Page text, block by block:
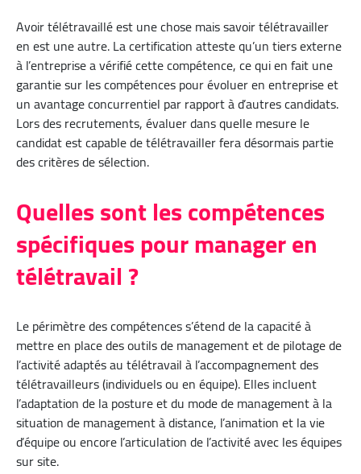
Avoir télétravaillé est une chose mais savoir télétravailler
en est une autre. La certification atteste qu’un tiers externe
à l’entreprise a vérifié cette compétence, ce qui en fait une
garantie sur les compétences pour évoluer en entreprise et
un avantage concurrentiel par rapport à d’autres candidats.
Lors des recrutements, évaluer dans quelle mesure le
candidat est capable de télétravailler fera désormais partie
des critères de sélection.
Quelles sont les compétences
spécifiques pour manager en
télétravail ?
Le périmètre des compétences s’étend de la capacité à
mettre en place des outils de management et de pilotage de
l’activité adaptés au télétravail à l’accompagnement des
télétravailleurs (individuels ou en équipe). Elles incluent
l’adaptation de la posture et du mode de management à la
situation de management à distance, l’animation et la vie
d’équipe ou encore l’articulation de l’activité avec les équipes
sur site.